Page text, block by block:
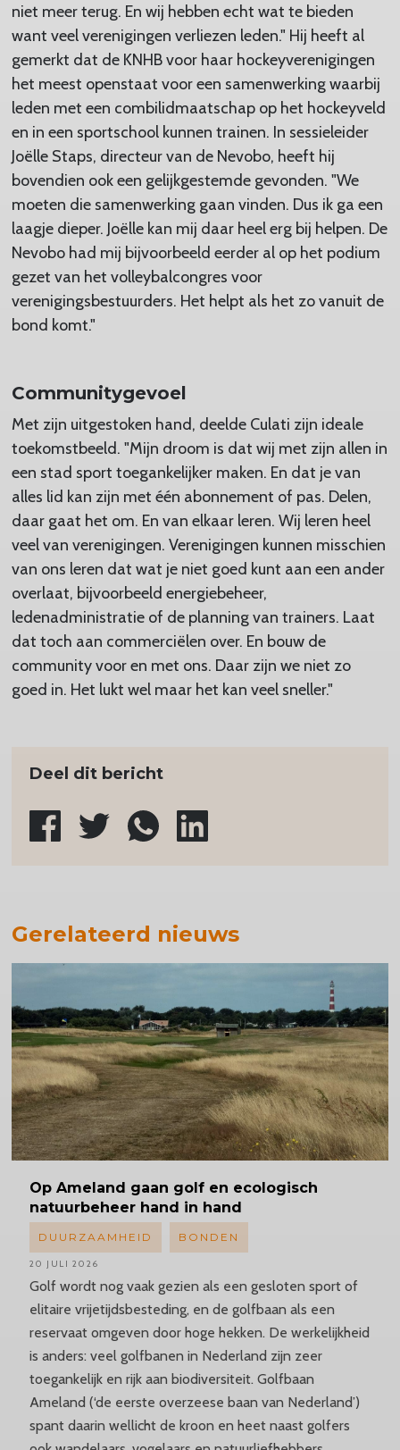
niet meer terug. En wij hebben echt wat te bieden
want veel verenigingen verliezen leden." Hij heeft al
gemerkt dat de KNHB voor haar hockeyverenigingen
het meest openstaat voor een samenwerking waarbij
leden met een combilidmaatschap op het hockeyveld
en in een sportschool kunnen trainen. In sessieleider
Joëlle Staps, directeur van de Nevobo, heeft hij
bovendien ook een gelijkgestemde gevonden. "We
moeten die samenwerking gaan vinden. Dus ik ga een
laagje dieper. Joëlle kan mij daar heel erg bij helpen. De
Nevobo had mij bijvoorbeeld eerder al op het podium
gezet van het volleybalcongres voor
verenigingsbestuurders. Het helpt als het zo vanuit de
bond komt."
Communitygevoel
Met zijn uitgestoken hand, deelde Culati zijn ideale
toekomstbeeld. "Mijn droom is dat wij met zijn allen in
een stad sport toegankelijker maken. En dat je van
alles lid kan zijn met één abonnement of pas. Delen,
daar gaat het om. En van elkaar leren. Wij leren heel
veel van verenigingen. Verenigingen kunnen misschien
van ons leren dat wat je niet goed kunt aan een ander
overlaat, bijvoorbeeld energiebeheer,
ledenadministratie of de planning van trainers. Laat
dat toch aan commerciëlen over. En bouw de
community voor en met ons. Daar zijn we niet zo
goed in. Het lukt wel maar het kan veel sneller."
Deel dit bericht
Gerelateerd nieuws
Op Ameland gaan golf en ecologisch
natuurbeheer hand in hand
Golf wordt nog vaak gezien als een gesloten sport of
elitaire vrijetijdsbesteding, en de golfbaan als een
reservaat omgeven door hoge hekken. De werkelijkheid
is anders: veel golfbanen in Nederland zijn zeer
toegankelijk en rijk aan biodiversiteit. Golfbaan
Ameland (‘de eerste overzeese baan van Nederland’)
spant daarin wellicht de kroon en heet naast golfers
DUURZAAMHEID BONDEN
20 JULI 2026